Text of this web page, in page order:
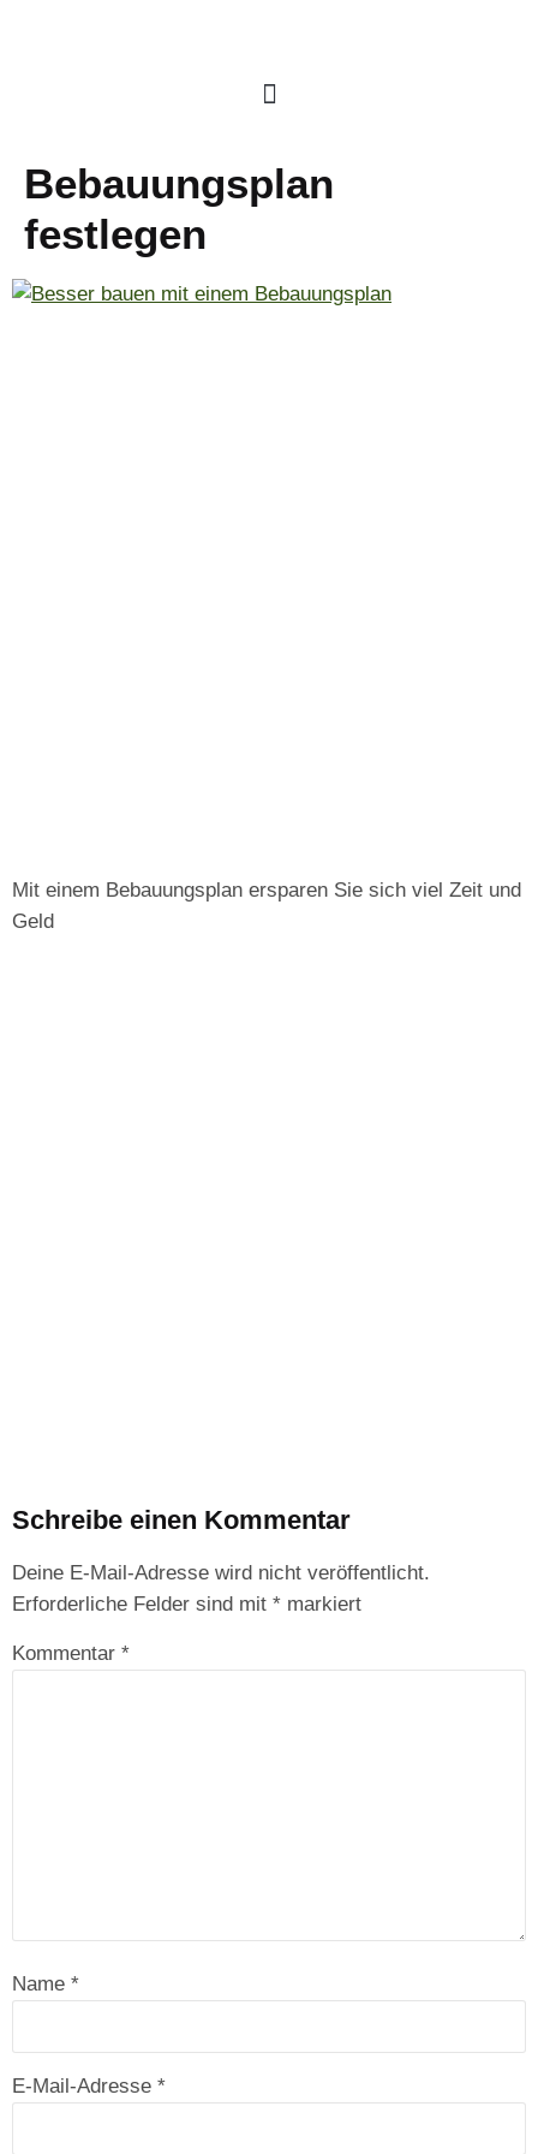
Bebauungsplan
festlegen
Mit einem Bebauungsplan ersparen Sie sich viel Zeit und
Geld
Schreibe einen Kommentar
Deine E-Mail-Adresse wird nicht veröffentlicht.
Erforderliche Felder sind mit * markiert
Kommentar *
Name *
E-Mail-Adresse *